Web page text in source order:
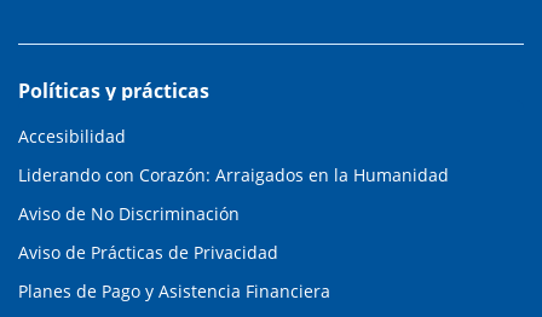
Políticas y prácticas
Accesibilidad
Liderando con Corazón: Arraigados en la Humanidad
Aviso de No Discriminación
Aviso de Prácticas de Privacidad
Planes de Pago y Asistencia Financiera